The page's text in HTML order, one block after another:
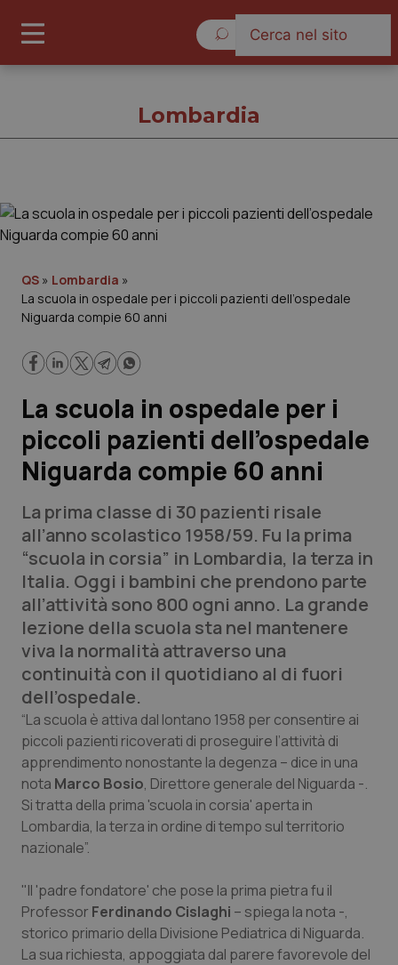
Governo e Parlamento
Regioni e Asl
Lavoro e Professioni
Scienza e Farmaci
Studi e Analisi
Lettere al direttore
Edizioni Regionali
QS Pro
Professionisti Sanitari.AI
Abruzzo
Basilicata
Calabria
Campania
Emilia-Romagna
Friuli Venezia Giulia
QS Pro Gold
Artrite & artrosi
Asma & BPCO
Car-T
Colesterolo & coronaropatie
Dermatite Atopica
QS Club Newsletter
Lombardia
QS » Lombardia »
La scuola in ospedale per i piccoli pazienti dell’ospedale
Niguarda compie 60 anni
La scuola in ospedale per i
piccoli pazienti dell’ospedale
Niguarda compie 60 anni
La prima classe di 30 pazienti risale
all’anno scolastico 1958/59. Fu la prima
“scuola in corsia” in Lombardia, la terza in
Italia. Oggi i bambini che prendono parte
all’attività sono 800 ogni anno. La grande
lezione della scuola sta nel mantenere
viva la normalità attraverso una
continuità con il quotidiano al di fuori
dell’ospedale.
“La scuola è attiva dal lontano 1958 per consentire ai
piccoli pazienti ricoverati di proseguire l’attività di
apprendimento nonostante la degenza – dice in una
nota Marco Bosio, Direttore generale del Niguarda -.
Si tratta della prima 'scuola in corsia' aperta in
Lombardia, la terza in ordine di tempo sul territorio
nazionale”.
"Il 'padre fondatore' che pose la prima pietra fu il
Professor Ferdinando Cislaghi – spiega la nota -,
storico primario della Divisione Pediatrica di Niguarda.
La sua richiesta, appoggiata dal parere favorevole del